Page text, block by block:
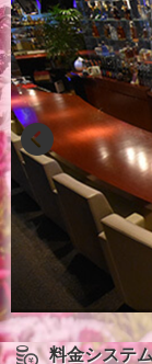
料金システ